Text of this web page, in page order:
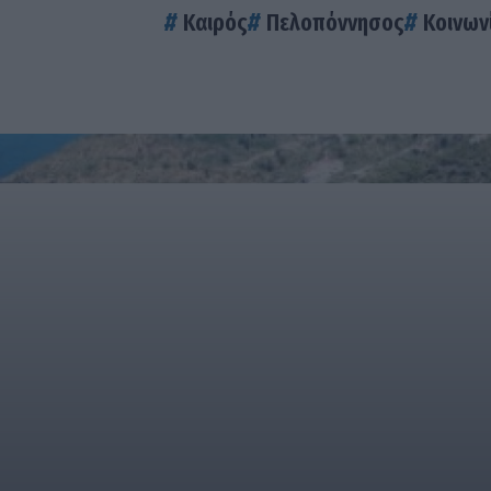
Καιρός Πελοπόννησος